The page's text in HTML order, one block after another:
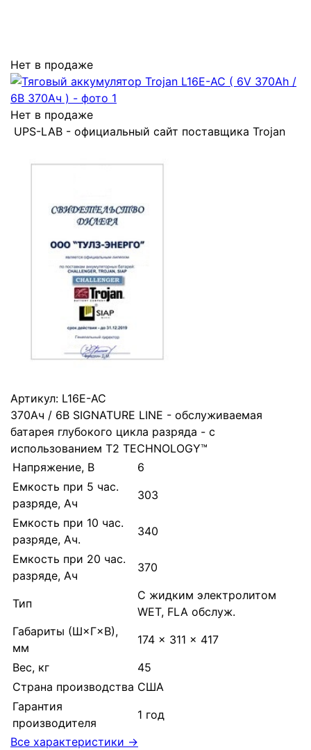
Нет в продаже
Нет в продаже
UPS-LAB - официальный сайт поставщика Trojan
Артикул: L16E-AC
370Ач / 6В SIGNATURE LINE - обслуживаемая
батарея глубокого цикла разряда - с
использованием T2 TECHNOLOGY™
Напряжение, В
6
Емкость при 5 час.
разряде, Ач
303
Емкость при 10 час.
разряде, Ач.
340
Емкость при 20 час.
разряде, Ач
370
Тип
С жидким электролитом
WET, FLA обслуж.
Габариты (Ш×Г×В),
мм
174 × 311 × 417
Вес, кг
45
Страна производства США
Гарантия
производителя
1 год
Все характеристики →